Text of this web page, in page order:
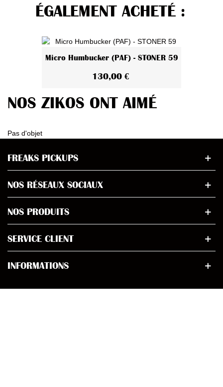
ÉGALEMENT ACHETÉ :
Micro Humbucker (PAF) - STONER 59
130,00 €
NOS ZIKOS ONT AIMÉ
Pas d'objet
FREAKS PICKUPS
NOS RÉSEAUX SOCIAUX
NOS PRODUITS
SERVICE CLIENT
INFORMATIONS